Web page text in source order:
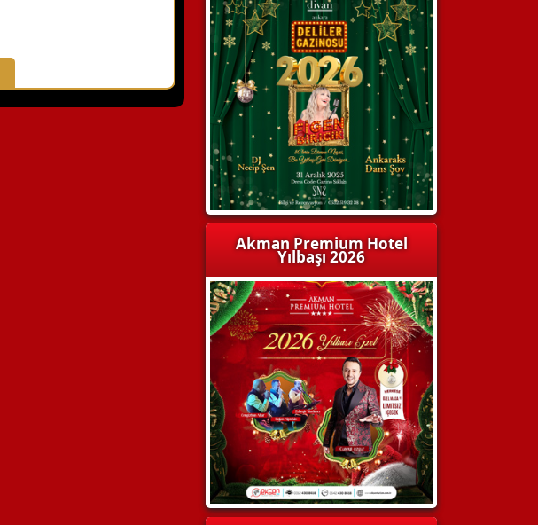
Akman Premium Hotel
Yılbaşı 2026